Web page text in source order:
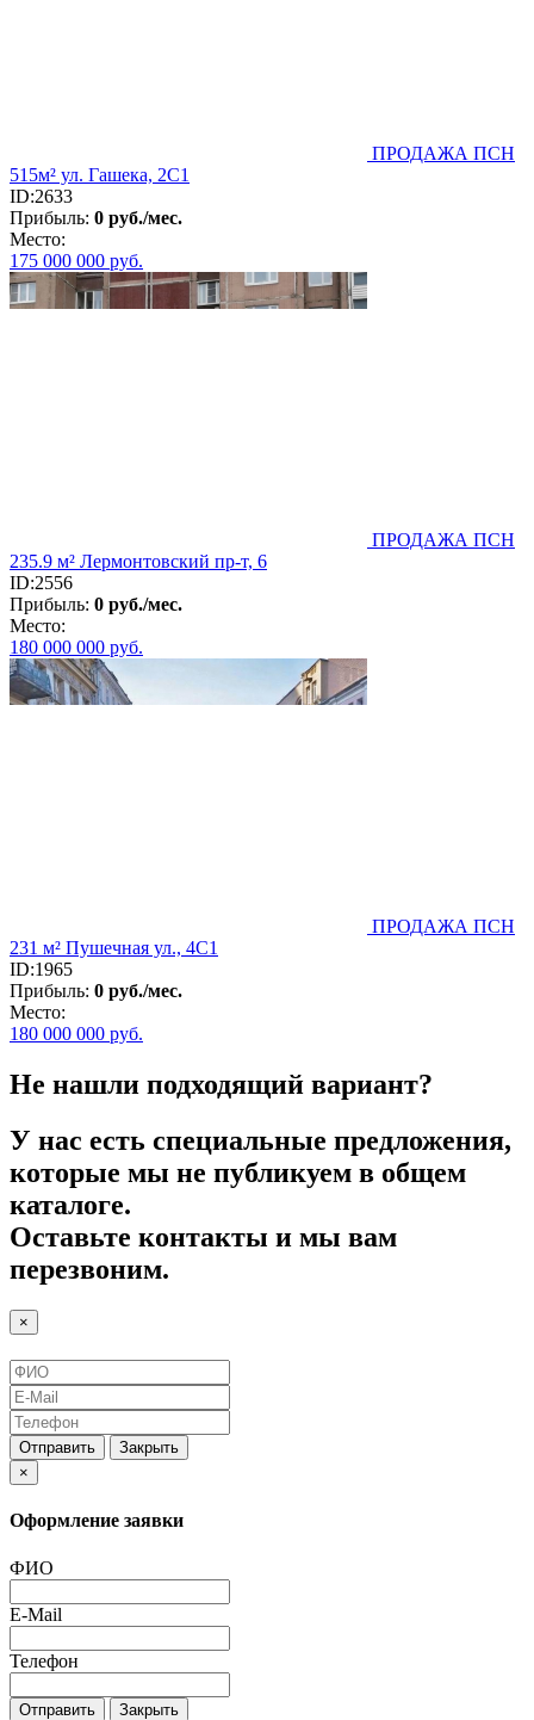
ПРОДАЖА ПСН
515м² ул. Гашека, 2С1
ID:2633
Прибыль: 0 руб./мес.
Место:
175 000 000 руб.
ПРОДАЖА ПСН
235.9 м² Лермонтовский пр-т, 6
ID:2556
Прибыль: 0 руб./мес.
Место:
180 000 000 руб.
ПРОДАЖА ПСН
231 м² Пушечная ул., 4С1
ID:1965
Прибыль: 0 руб./мес.
Место:
180 000 000 руб.
Не нашли подходящий вариант?
У нас есть специальные предложения,
которые мы не публикуем в общем
каталоге.
Оставьте контакты и мы вам
перезвоним.
×
Отправить
Закрыть
×
Оформление заявки
ФИО
E-Mail
Телефон
Отправить Закрыть